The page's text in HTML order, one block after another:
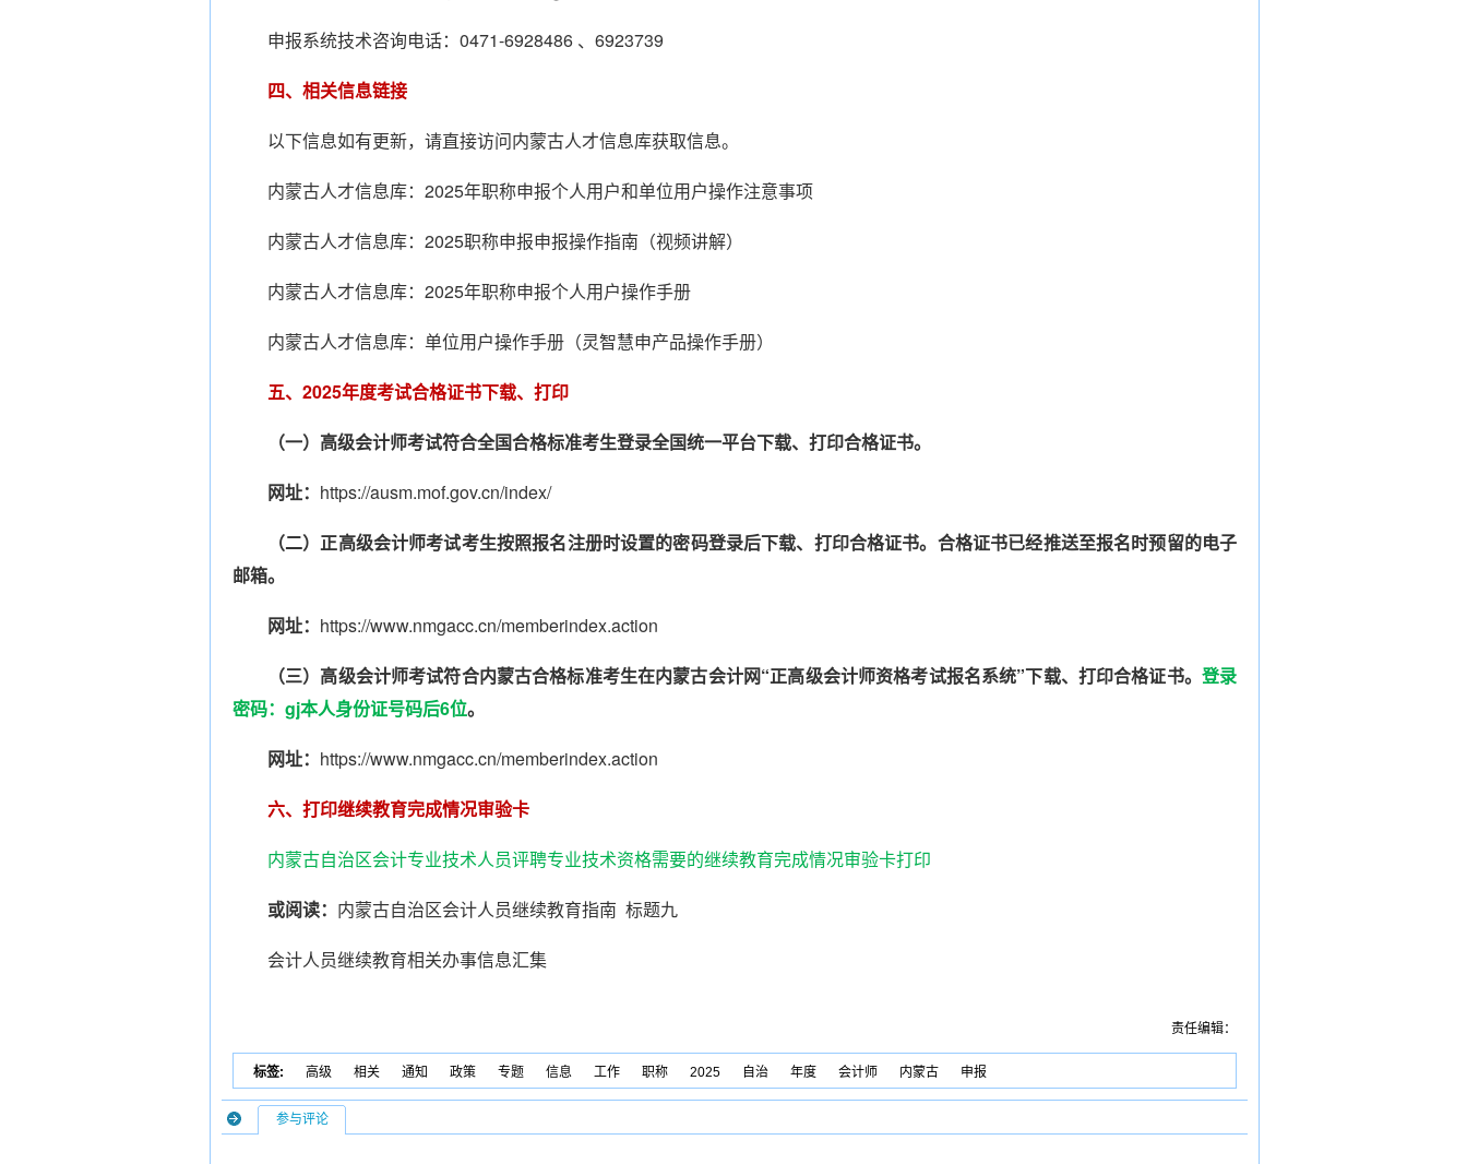
申报系统技术咨询电话：0471-6928486 、6923739
四、相关信息链接
以下信息如有更新，请直接访问内蒙古人才信息库获取信息。
内蒙古人才信息库：2025年职称申报个人用户和单位用户操作注意事项
内蒙古人才信息库：2025职称申报申报操作指南（视频讲解）
内蒙古人才信息库：2025年职称申报个人用户操作手册
内蒙古人才信息库：单位用户操作手册（灵智慧申产品操作手册）
五、2025年度考试合格证书下载、打印
（一）高级会计师考试符合全国合格标准考生登录全国统一平台下载、打印合格证书。
网址： https://ausm.mof.gov.cn/index/
（二）正高级会计师考试考生按照报名注册时设置的密码登录后下载、打印合格证书。合格证书已经推送至报名时预留的电子
邮箱。
网址： https://www.nmgacc.cn/memberindex.action
（三）高级会计师考试符合内蒙古合格标准考生在内蒙古会计网“正高级会计师资格考试报名系统”下载、打印合格证书。 登录
密码：gj本人身份证号码后6位。
网址： https://www.nmgacc.cn/memberindex.action
六、打印继续教育完成情况审验卡
内蒙古自治区会计专业技术人员评聘专业技术资格需要的继续教育完成情况审验卡打印
或阅读： 内蒙古自治区会计人员继续教育指南 标题九
会计人员继续教育相关办事信息汇集
责任编辑：
标签: 高级 相关 通知 政策 专题 信息 工作 职称 2025 自治 年度 会计师 内蒙古 申报
参与评论